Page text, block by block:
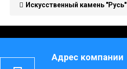
Искусственный камень "Русь"
Адрес компании